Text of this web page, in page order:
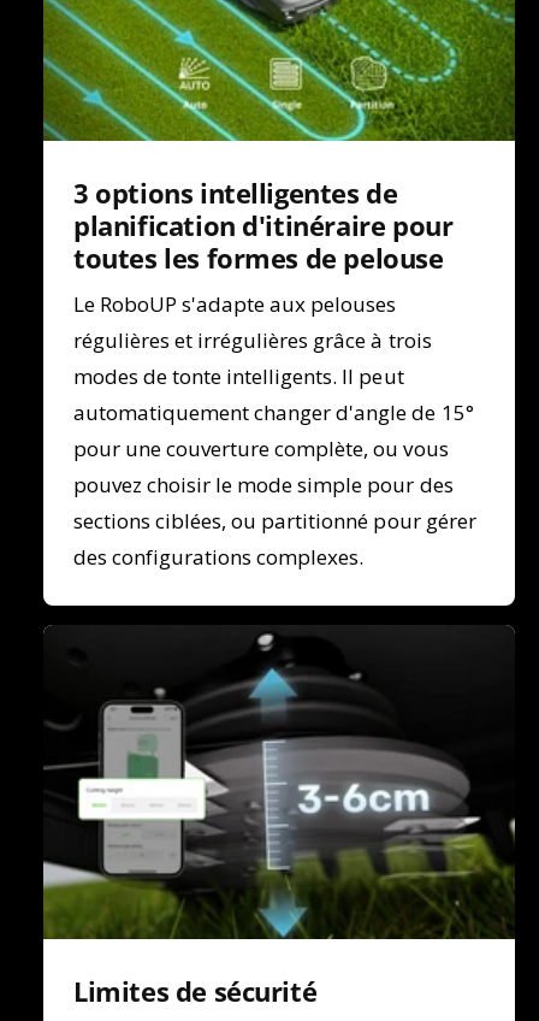
3 options intelligentes de
planification d'itinéraire pour
toutes les formes de pelouse
Le RoboUP s'adapte aux pelouses
régulières et irrégulières grâce à trois
modes de tonte intelligents. Il peut
automatiquement changer d'angle de 15°
pour une couverture complète, ou vous
pouvez choisir le mode simple pour des
sections ciblées, ou partitionné pour gérer
des configurations complexes.
Limites de sécurité